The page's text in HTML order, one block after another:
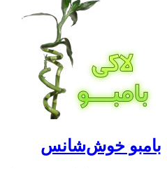
بامبو خوش‌شانس